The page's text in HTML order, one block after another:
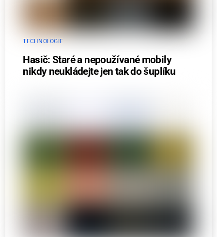
TECHNOLOGIE
Hasič: Staré a nepoužívané mobily
nikdy neukládejte jen tak do šuplíku